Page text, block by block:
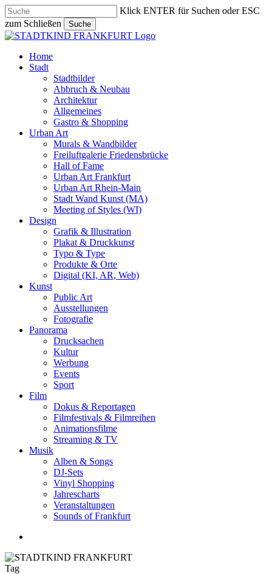
Skip
to
main
content
Klick ENTER für Suchen oder ESC
zum Schließen
Suche
Close
search
Menu
Home
Stadt
Stadtbilder
Abbruch & Neubau
Architektur
Allgemeines
Gastro & Shopping
Urban Art
Murals & Wandbilder
Freiluftgalerie Friedensbrücke
Hall of Fame
Urban Art Frankfurt
Urban Art Rhein-Main
Stadt Wand Kunst (MA)
Meeting of Styles (WI)
Design
Grafik & Illustration
Plakat & Druckkunst
Typo & Type
Produkte & Orte
Digital (KI, AR, Web)
Kunst
Public Art
Ausstellungen
Fotografie
Panorama
Drucksachen
Kultur
Werbung
Events
Sport
Film
Dokus & Reportagen
Filmfestivals & Filmreihen
Animationsfilme
Streaming & TV
Musik
Alben & Songs
DJ-Sets
Vinyl Shopping
Jahrescharts
Veranstaltungen
Sounds of Frankfurt
Tag